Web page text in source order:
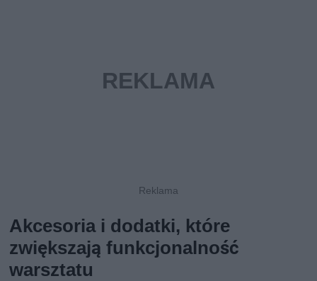
Akcesoria i dodatki, które
zwiększają funkcjonalność
warsztatu